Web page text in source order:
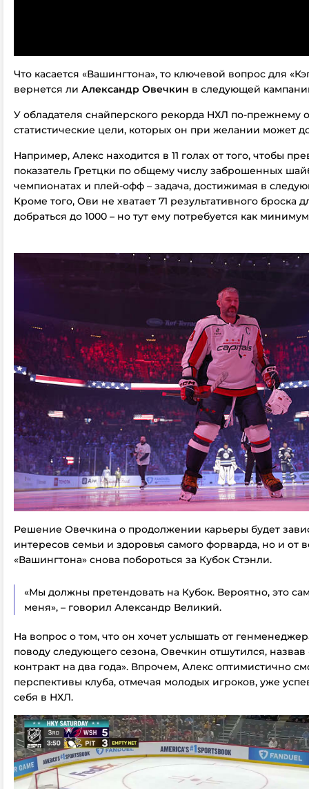
Что касается «Вашингтона», то ключевой вопрос для
вернется ли Александр Овечкин в следующей
У обладателя снайперского рекорда НХЛ по-прежнему
статистические цели, которых он при желании может
Например, Алекс находится в 11 голах от того, чтобы
показатель Гретцки по общему числу заброшенных
чемпионатах и плей-офф – задача, достижимая в
Кроме того, Ови не хватает 71 результативного броска
добраться до 1000 – но тут ему потребуется как
Решение Овечкина о продолжении карьеры будет
интересов семьи и здоровья самого форварда, но и от
«Вашингтона» снова побороться за Кубок Стэнли.
«Мы должны претендовать на Кубок. Вероятно, это
меня», – говорил Александр Великий.
На вопрос о том, что он хочет услышать от
поводу следующего сезона, Овечкин отшутился, назвав
контракт на два года». Впрочем, Алекс оптимистично
перспективы клуба, отмечая молодых игроков, уже
себя в НХЛ.